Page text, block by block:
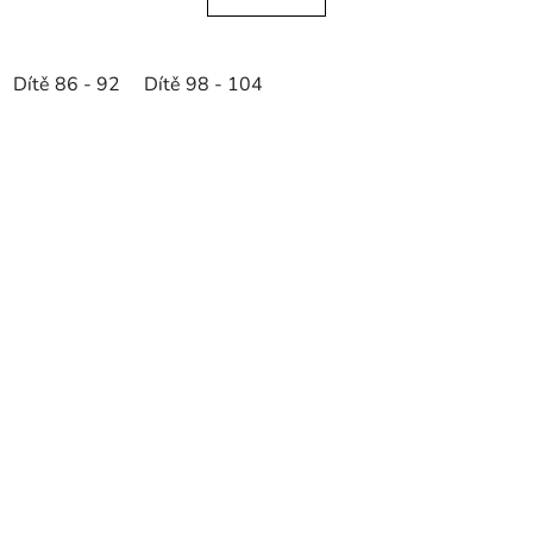
Dítě 86 - 92 Dítě 98 - 104